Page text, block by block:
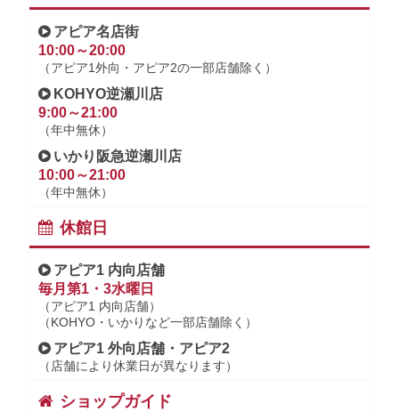
アピア名店街
10:00～20:00
（アピア1外向・アピア2の一部店舗除く）
KOHYO逆瀬川店
9:00～21:00
（年中無休）
いかり阪急逆瀬川店
10:00～21:00
（年中無休）
休館日
アピア1 内向店舗
毎月第1・3水曜日
（アピア1 内向店舗）
（KOHYO・いかりなど一部店舗除く）
アピア1 外向店舗・アピア2
（店舗により休業日が異なります）
ショップガイド